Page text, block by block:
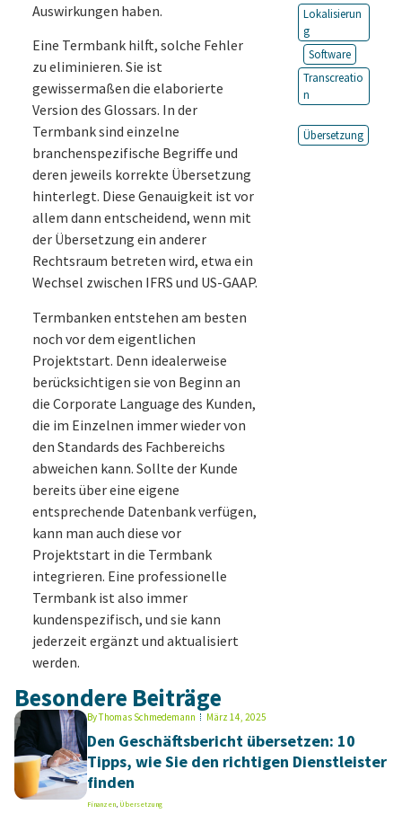
Auswirkungen haben.
Eine Termbank hilft, solche Fehler
zu eliminieren. Sie ist
gewissermaßen die elaborierte
Version des Glossars. In der
Termbank sind einzelne
branchenspezifische Begriffe und
deren jeweils korrekte Übersetzung
hinterlegt. Diese Genauigkeit ist vor
allem dann entscheidend, wenn mit
der Übersetzung ein anderer
Rechtsraum betreten wird, etwa ein
Wechsel zwischen IFRS und US-GAAP.
Termbanken entstehen am besten
noch vor dem eigentlichen
Projektstart. Denn idealerweise
berücksichtigen sie von Beginn an
die Corporate Language des Kunden,
die im Einzelnen immer wieder von
den Standards des Fachbereichs
abweichen kann. Sollte der Kunde
bereits über eine eigene
entsprechende Datenbank verfügen,
kann man auch diese vor
Projektstart in die Termbank
integrieren. Eine professionelle
Termbank ist also immer
kundenspezifisch, und sie kann
jederzeit ergänzt und aktualisiert
werden.
Lokalisierun
g
Software
Transcreatio
n
Übersetzung
Besondere Beiträge
ByThomas Schmedemann März 14, 2025
Den Geschäftsbericht übersetzen: 10
Tipps, wie Sie den richtigen Dienstleister
finden
Finanzen, Übersetzung